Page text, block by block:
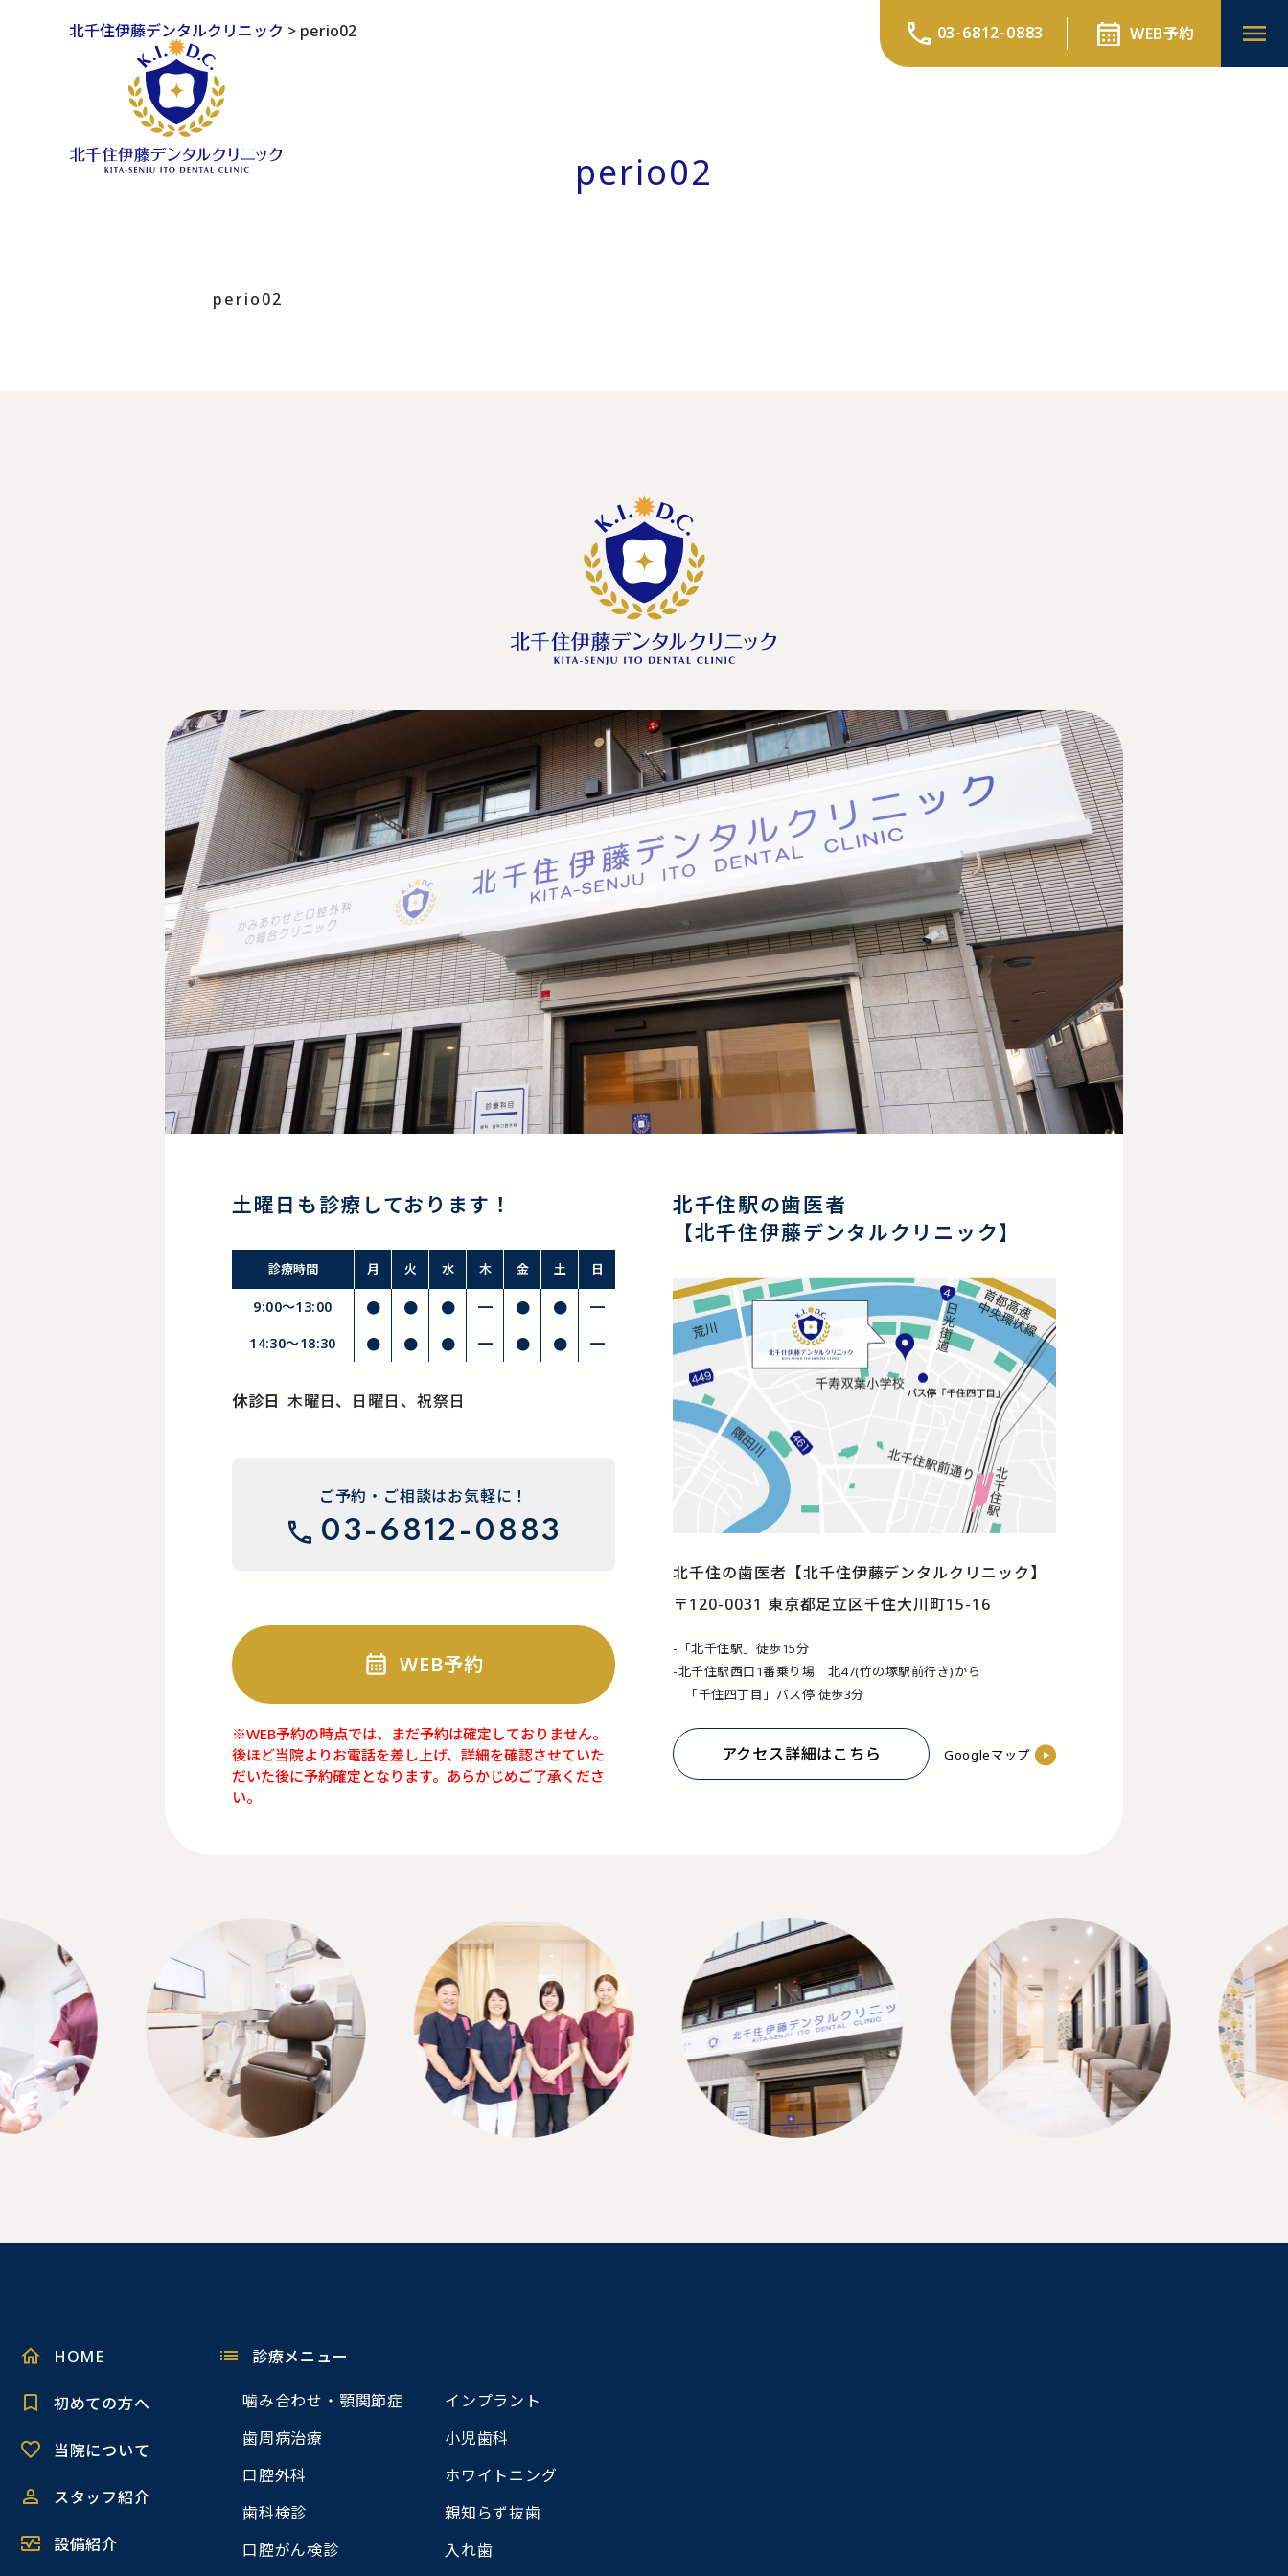
03-6812-0883 WEB予約
北千住伊藤デンタルクリニック > perio02
perio02
perio02
土曜日も診療しております！
診療時間 月 火 水 木 金 土 日
9:00～13:00 ● ● ● ━ ● ● ━
14:30〜18:30 ● ● ● ━ ● ● ━
休診日 木曜日、日曜日、祝祭日
ご予約・ご相談はお気軽に！
03-6812-0883
WEB予約
※WEB予約の時点では、まだ予約は確定しておりません。
後ほど当院よりお電話を差し上げ、詳細を確認させていた
だいた後に予約確定となります。あらかじめご了承くださ
い。
北千住駅の歯医者
【北千住伊藤デンタルクリニック】
北千住の歯医者 【北千住伊藤デンタルクリニック】
〒120-0031 東京都足立区千住大川町15-16
-「北千住駅」徒歩15分
-北千住駅西口1番乗り場 北47(竹の塚駅前行き)から
「千住四丁目」バス停 徒歩3分
アクセス詳細はこちら Googleマップ
HOME
初めての方へ
当院について
スタッフ紹介
設備紹介
診療メニュー
噛み合わせ・顎関節症
歯周病治療
口腔外科
歯科検診
口腔がん検診
インプラント
小児歯科
ホワイトニング
親知らず抜歯
入れ歯